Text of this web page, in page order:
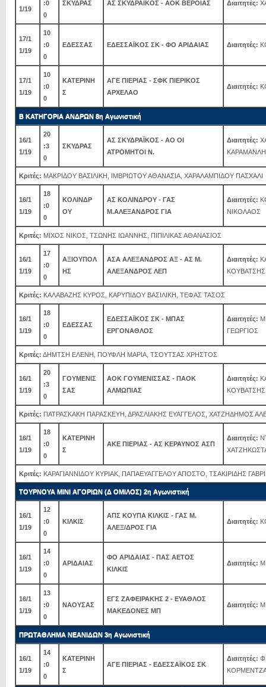
1/19
:0
0
ΣΚΥΔΡΑΣ ΑΣ ΣΚΥΔΡΑΪΚΟΣ - ΑΟΚ ΒΕΡΟΙΑΣ Διαιτητές:
17/1
1/19
10
:0
0
ΕΔΕΣΣΑΣ ΕΔΕΣΣΑΪΚΟΣ ΣΚ - ΦΟ ΑΡΙΔΑΙΑΣ Διαιτητές:
17/1
1/19
10
:0
0
ΚΑΤΕΡΙΝΗ
Σ
ΑΓΕ ΠΙΕΡΙΑΣ - ΣΦΚ ΠΙΕΡΙΚΟΣ
ΑΡΧΕΛΑΟ
Διαιτητές:
Β ΚΑΤΗΓΟΡΙΑ ΑΝΔΡΩΝ 8η Αγωνιστική
16/1
1/19
20
:3
0
ΣΚΥΔΡΑΣ
ΑΣ ΣΚΥΔΡΑΪΚΟΣ - ΑΟ ΟΙ
ΑΤΡΟΜΗΤΟΙ Ν.
Διαιτητές:
Κριτές: ΜΑΚΡΙΔΟΥ ΒΑΣΙΛΙΚΗ, ΙΜΒΡΙΩΤΟΥ ΑΘΑΝΑΣΙΑ, ΧΑΡΑΛΑΜΠΙΔΟΥ ΠΑΣΧΑΛΙ
16/1
1/19
18
:0
0
ΚΟΛΙΝΔΡ
ΟΥ
ΑΣ ΚΟΛΙΝΔΡΟΥ - ΓΑΣ
Μ.ΑΛΕΞΑΝΔΡΟΣ ΓΙΑ
Διαιτητές:
ΝΙΚΟΛΑΟΣ
Κριτές: ΜΙΧΟΣ ΝΙΚΟΣ, ΤΣΩΝΗΣ ΙΩΑΝΝΗΣ, ΠΙΠΙΛΙΚΑΣ ΑΘΑΝΑΣΙΟΣ
16/1
1/19
17
:0
0
ΑΞΙΟΥΠΟΛ
ΗΣ
ΑΣΑ ΑΛΕΞΑΝΔΡΟΣ ΑΞ - ΑΣ Μ.
ΑΛΕΞΑΝΔΡΟΣ ΛΕΠ
Διαιτητές:
Κριτές: ΚΑΛΑΒΑΖΗΣ ΚΥΡΟΣ, ΚΑΡΥΠΙΔΟΥ ΒΑΣΙΛΙΚΗ, ΤΕΦΑΣ ΤΑΣΟΣ
16/1
1/19
18
:0
0
ΕΔΕΣΣΑΣ
ΕΔΕΣΣΑΪΚΟΣ ΣΚ - ΜΠΑΣ
ΕΡΓΟΝΑΘΛΟΣ
Διαιτητές:
ΓΕΩΡΓΙΟΣ
Κριτές: ΔΗΜΤΣΗ ΕΛΕΝΗ, ΠΟΥΦΛΗ ΜΑΡΙΑ, ΤΣΟΥΤΣΑΣ ΧΡΗΣΤΟΣ
16/1
1/19
20
:3
0
ΓΟΥΜΕΝΙΣ
ΣΑΣ
ΑΟΚ ΓΟΥΜΕΝΙΣΣΑΣ - ΠΑΟΚ
ΑΛΜΩΠΙΑΣ
Διαιτητές:
Κριτές: ΠΑΤΡΑΣΚΑΚΗ ΠΑΡΑΣΚΕΥΗ, ΔΡΑΣΛΙΑΚΗΣ ΕΥΑΓΓΕΛΟΣ, ΧΑΤΖΗΔΗΜΟΣ
16/1
1/19
18
:0
0
ΚΑΤΕΡΙΝΗ
Σ
ΑΚΕ ΠΙΕΡΙΑΣ - ΑΣ ΚΕΡΑΥΝΟΣ ΑΣΠ
Διαιτητές:
Κριτές: ΚΑΡΑΓΙΑΝΝΙΔΟΥ ΚΥΡΙΑΚ, ΠΑΠΑΕΥΑΓΓΕΛΟΥ ΑΠΟΣΤΟ, ΤΣΑΚΙΡΙΔΗΣ
ΤΟΥΡΝΟΥΑ ΜΙΝΙ ΑΓΟΡΙΩΝ (Δ ΟΜΙΛΟΣ) 2η Αγωνιστική
16/1
1/19
12
:0
0
ΚΙΛΚΙΣ
ΑΠΣ ΚΟΥΠΑ ΚΙΛΚΙΣ - ΓΑΣ Μ.
ΑΛΕΞ/ΔΡΟΣ ΓΙΑ
Διαιτητές:
16/1
1/19
14
:0
0
ΑΡΙΔΑΙΑΣ
ΦΟ ΑΡΙΔΑΙΑΣ - ΠΑΣ ΑΕΤΟΣ
ΚΙΛΚΙΣ
Διαιτητές:
16/1
1/19
13
:0
0
ΝΑΟΥΣΑΣ
ΕΓΣ ΖΑΦΕΙΡΑΚΗΣ 2 - ΕΥΑΘΛΟΣ
ΜΑΚΕΔΟΝΕΣ ΜΠ
Διαιτητές:
ΠΡΩΤΑΘΛΗΜΑ ΝΕΑΝΙΔΩΝ 3η Αγωνιστική
16/1
1/19
14
:0
0
ΚΑΤΕΡΙΝΗ
Σ
ΑΓΕ ΠΙΕΡΙΑΣ - ΕΔΕΣΣΑΪΚΟΣ ΣΚ
Διαιτητές: